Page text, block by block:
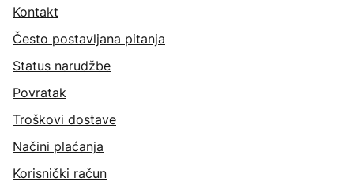
Kontakt
Često postavljana pitanja
Status narudžbe
Povratak
Troškovi dostave
Načini plaćanja
Korisnički račun